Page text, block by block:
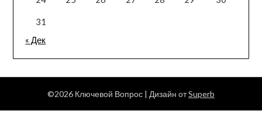
31
« Дек
©2026 Ключевой Вопрос | Дизайн отSuperb